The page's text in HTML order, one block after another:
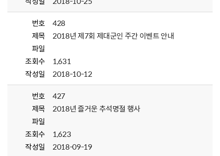
번호
428
제목
2018년 제7회 제대군인 주간 이벤트 안내
파일
조회수
1,631
작성일
2018-10-12
번호
427
제목
2018년 즐거운 추석명절 행사
파일
조회수
1,623
작성일
2018-09-19